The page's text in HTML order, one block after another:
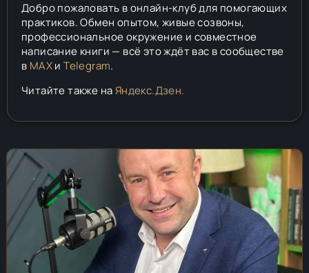
Добро пожаловать в онлайн-клуб для помогающих
практиков. Обмен опытом, живые созвоны,
профессиональное окружение и совместное
написание книги — всё это ждёт вас в сообществе
в MAXиTelegram.
Читайте также наЯндекс.Дзен.